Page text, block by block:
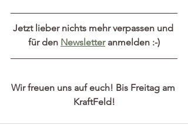
Jetzt lieber nichts mehr verpassen und
für den Newsletter anmelden :-)
Wir freuen uns auf euch! Bis Freitag am
KraftFeld!